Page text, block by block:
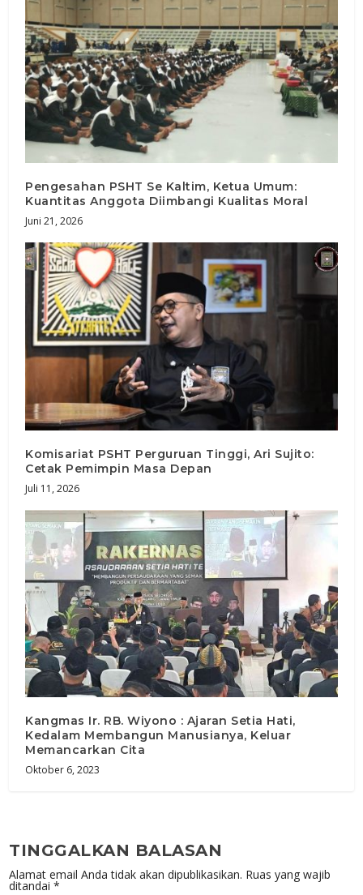
Pengesahan PSHT Se Kaltim, Ketua Umum:
Kuantitas Anggota Diimbangi Kualitas Moral
Juni 21, 2026
Komisariat PSHT Perguruan Tinggi, Ari Sujito:
Cetak Pemimpin Masa Depan
Juli 11, 2026
Kangmas Ir. RB. Wiyono : Ajaran Setia Hati,
Kedalam Membangun Manusianya, Keluar
Memancarkan Cita
Oktober 6, 2023
TINGGALKAN BALASAN
Alamat email Anda tidak akan dipublikasikan. Ruas yang wajib
ditandai*